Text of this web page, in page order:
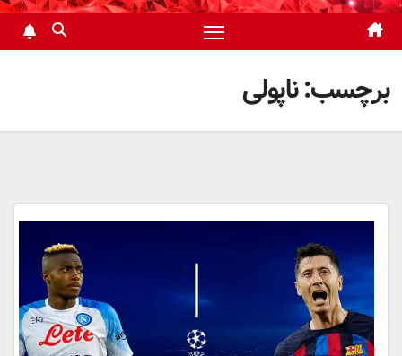
برچسب:ناپولی